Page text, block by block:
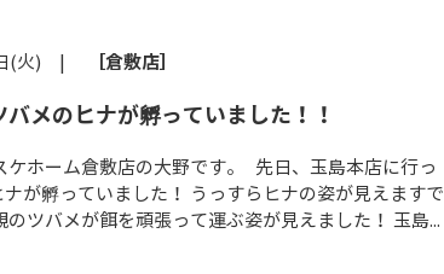
日(火) | ［倉敷店］
メのヒナが孵っていました！！
ケホーム倉敷店の大野です。 先日、玉島本店に行っ
が孵っていました！ うっすらヒナの姿が見えますで
のツバメが餌を頑張って運ぶ姿が見えました！ 玉島...